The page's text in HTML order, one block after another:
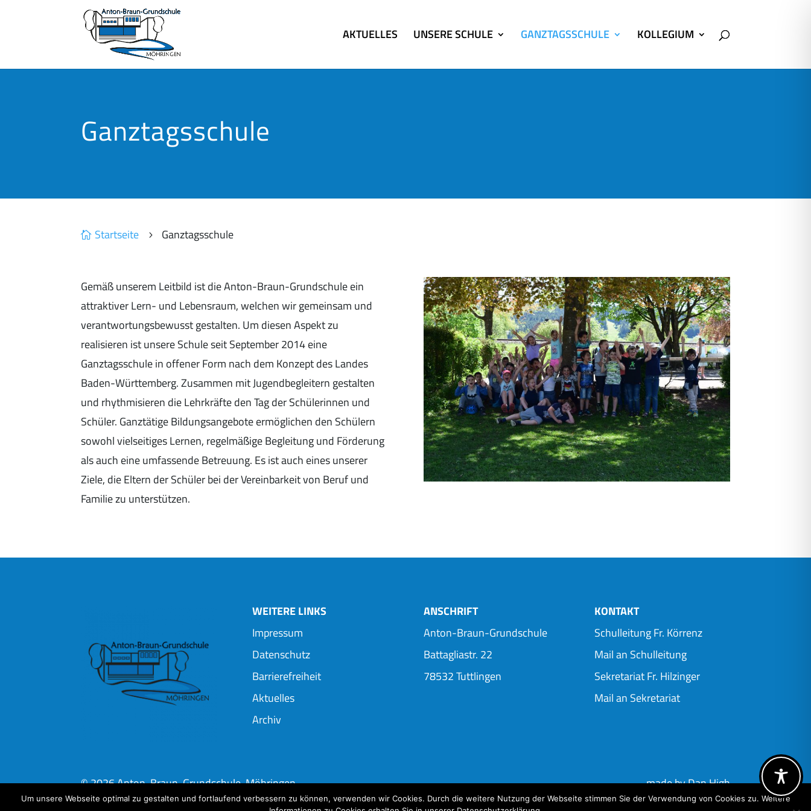
AKTUELLES UNSERE SCHULE GANZTAGSSCHULE KOLLEGIUM
Ganztagsschule
 Startseite 5 Ganztagsschule
Gemäß unserem Leitbild ist die Anton-Braun-Grundschule ein
attraktiver Lern- und Lebensraum, welchen wir gemeinsam und
verantwortungsbewusst gestalten. Um diesen Aspekt zu
realisieren ist unsere Schule seit September 2014 eine
Ganztagsschule in offener Form nach dem Konzept des Landes
Baden-Württemberg. Zusammen mit Jugendbegleitern gestalten
und rhythmisieren die Lehrkräfte den Tag der Schülerinnen und
Schüler. Ganztätige Bildungsangebote ermöglichen den Schülern
sowohl vielseitiges Lernen, regelmäßige Begleitung und Förderung
als auch eine umfassende Betreuung. Es ist auch eines unserer
Ziele, die Eltern der Schüler bei der Vereinbarkeit von Beruf und
Familie zu unterstützen.
WEITERE LINKS
Impressum
Datenschutz
Barrierefreiheit
Aktuelles
Archiv
ANSCHRIFT
Anton-Braun-Grundschule
Battagliastr. 22
78532 Tuttlingen
KONTAKT
Schulleitung Fr. Körrenz
Mail an Schulleitung
Sekretariat Fr. Hilzinger
Mail an Sekretariat
© 2026 Anton-Braun-Grundschule-Möhringen made by Dan High
Um unsere Webseite optimal zu gestalten und fortlaufend verbessern zu können, verwenden wir Cookies. Durch die weitere Nutzung der Webseite stimmen Sie der Verwendung von Cookies zu. Weitere